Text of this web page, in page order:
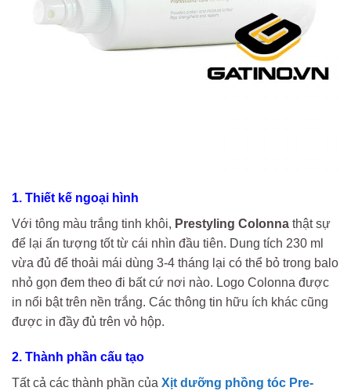
1. Thiết kế ngoại hình
Với tông màu trắng tinh khôi, Prestyling Colonna thật sự
để lại ấn tượng tốt từ cái nhìn đầu tiên. Dung tích 230 ml
vừa đủ để thoải mái dùng 3-4 tháng lại có thể bỏ trong balo
nhỏ gọn đem theo đi bất cứ nơi nào. Logo Colonna được
in nổi bật trên nền trắng. Các thông tin hữu ích khác cũng
được in đầy đủ trên vỏ hộp.
2. Thành phần cấu tạo
Tất cả các thành phần của Xịt dưỡng phồng tóc Pre-